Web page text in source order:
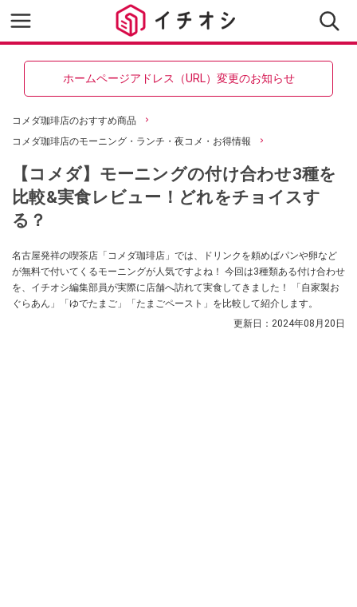
ホームページアドレス（URL）変更のお知らせ
コメダ珈琲店のおすすめ商品
コメダ珈琲店のモーニング・ランチ・夜コメ・お得情報
【コメダ】モーニングの付け合わせ3種を
比較&実食レビュー！どれをチョイスす
る？
名古屋発祥の喫茶店「コメダ珈琲店」では、ドリンクを頼めばパンや卵など
が無料で付いてくるモーニングが人気ですよね！ 今回は3種類ある付け合わせ
を、イチオシ編集部員が実際に店舗へ訪れて実食してきました！ 「自家製お
ぐらあん」「ゆでたまご」「たまごペースト」を比較して紹介します。
更新日： 2024年08月20日